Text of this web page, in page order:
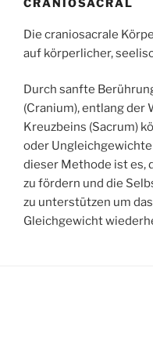
CRANIOSACRAL
Die craniosacrale
auf körperlicher,
Durch sanfte
(Cranium), entlang der
Kreuzbeins (Sacrum)
oder
dieser Methode ist es,
zu fördern und die
zu unterstützen um
Gleichgewicht